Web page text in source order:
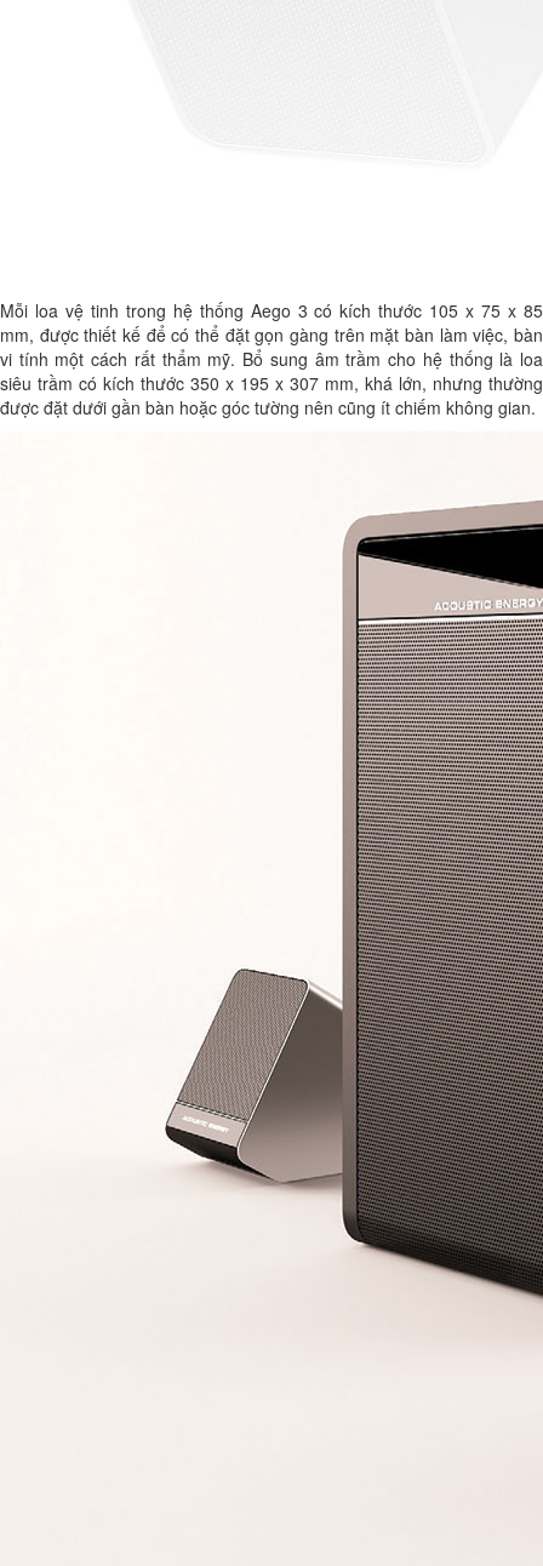
Mỗi loa vệ tinh trong hệ thống Aego 3 có kích thước 105 x 75 x 85
mm, được thiết kế để có thể đặt gọn gàng trên mặt bàn làm việc, bàn
vi tính một cách rất thẩm mỹ. Bổ sung âm trầm cho hệ thống là loa
siêu trầm có kích thước 350 x 195 x 307 mm, khá lớn, nhưng thường
được đặt dưới gần bàn hoặc góc tường nên cũng ít chiếm không gian.